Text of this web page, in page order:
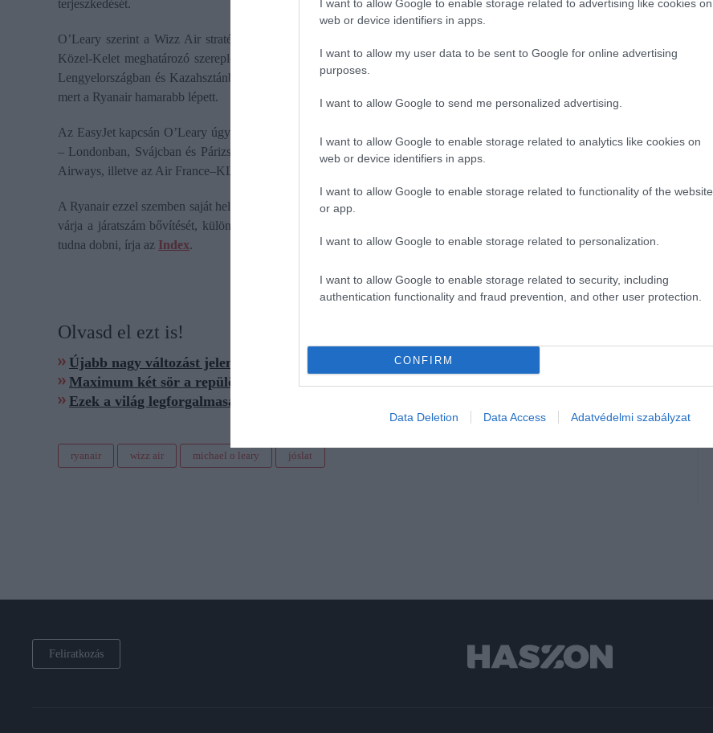
I want to allow Google to enable storage related to advertising like cookies on
web or device identifiers in apps.
I want to allow my user data to be sent to Google for online advertising
purposes.
I want to allow Google to send me personalized advertising.
I want to allow Google to enable storage related to analytics like cookies on
web or device identifiers in apps.
I want to allow Google to enable storage related to functionality of the website
or app.
I want to allow Google to enable storage related to personalization.
I want to allow Google to enable storage related to security, including
authentication functionality and fraud prevention, and other user protection.
CONFIRM
Data Deletion Data Access Adatvédelmi szabályzat
terjeszkedését.
O’Leary szerint a Wizz Air stratégiája szétszórt: előbb Olaszországban, majd Bécsben próbáltak erősíteni, később a
Közel-Kelet meghatározó szereplőjének akarták pozícionálni magukat, de minden kísérletük gyorsan kifulladt. Most
Lengyelországban és Kazahsztánban terveznek bővülést, ám szerinte ezekben a régiókban már túl késő a növekedés,
mert a Ryanair hamarabb lépett.
Az EasyJet kapcsán O’Leary úgy vélekedett: jelenleg ugyan stabil helyzetben vannak, de csak néhány kiemelt piacon
– Londonban, Svájcban és Párizsban – erősek. Úgy gondolja, hogy bővülésre nincs lehetőségük, és idővel a British
Airways, illetve az Air France–KLM vásárolja majd fel őket.
A Ryanair ezzel szemben saját helyzetét kifejezetten kedvezőnek látja. A vezérigazgató szerint több európai repülőtér is
várja a járatszám bővítését, különösen Olaszországban, ahol a társaság akár egymillió új ülőhelyet is azonnal piacra
tudna dobni, írja az Index.
Olvasd el ezt is!
Újabb nagy változást jelentett be a Ryanair
Maximum két sör a repülőtereken? Szigorítást akar a Ryanair
Ezek a világ legforgalmasabb repülőterei
ryanair wizz air michael o leary jóslat
Feliratkozás